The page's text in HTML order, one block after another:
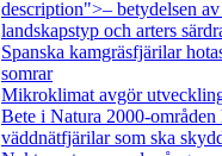
description">– betydelsen
landskapstyp och arters
Spanska kamgräsfjärilar
somrar
Mikroklimat avgör
Bete i Natura 2000-områden
väddnätfjärilar som ska